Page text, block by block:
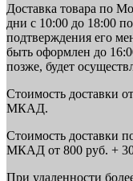
Доставка товара по
дни с 10:00 до 18:00
подтверждения его
быть оформлен до
позже, будет
Стоимость доставки
МКАД.
Стоимость доставки
МКАД от 800 руб. +
При удаленности